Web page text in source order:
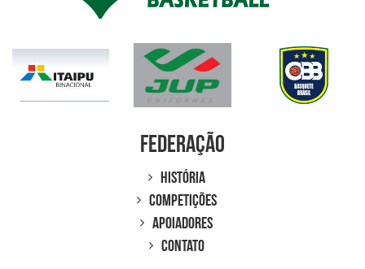
Federação
História
Competições
Apoiadores
Contato